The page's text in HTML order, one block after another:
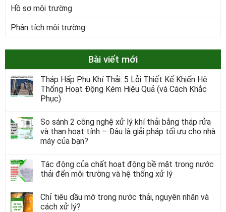
Hồ sơ môi trường
Phân tích môi trường
Bài viết mới
Tháp Hấp Phụ Khí Thải: 5 Lỗi Thiết Kế Khiến Hệ
Thống Hoạt Động Kém Hiệu Quả (và Cách Khắc
Phục)
So sánh 2 công nghệ xử lý khí thải bằng tháp rửa
và than hoạt tính – Đâu là giải pháp tối ưu cho nhà
máy của bạn?
Tác động của chất hoạt động bề mặt trong nước
thải đến môi trường và hệ thống xử lý
Chỉ tiêu dầu mỡ trong nước thải, nguyên nhân và
cách xử lý?